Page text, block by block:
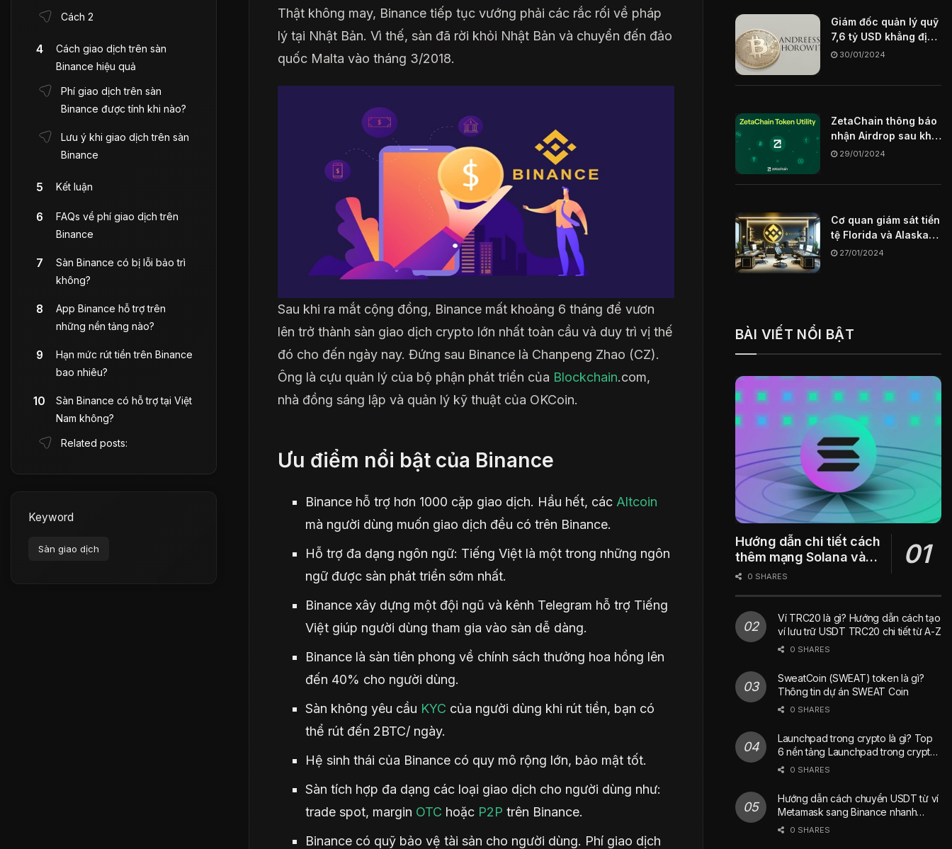
Thật không may, Binance tiếp tục vướng phải các rắc rối về pháp
lý tại Nhật Bản. Vì thế, sàn đã rời khỏi Nhật Bản và chuyển đến đảo
quốc Malta vào tháng 3/2018.
Sau khi ra mắt cộng đồng, Binance mất khoảng 6 tháng để vươn
lên trở thành sàn giao dịch crypto lớn nhất toàn cầu và duy trì vị thế
đó cho đến ngày nay. Đứng sau Binance là Chanpeng Zhao (CZ).
Ông là cựu quản lý của bộ phận phát triển của Blockchain.com,
nhà đồng sáng lập và quản lý kỹ thuật của OKCoin.
Ưu điểm nổi bật của Binance
Binance hỗ trợ hơn 1000 cặp giao dịch. Hầu hết, các Altcoin
mà người dùng muốn giao dịch đều có trên Binance.
Hỗ trợ đa dạng ngôn ngữ: Tiếng Việt là một trong những ngôn
ngữ được sàn phát triển sớm nhất.
Binance xây dựng một đội ngũ và kênh Telegram hỗ trợ Tiếng
Việt giúp người dùng tham gia vào sàn dễ dàng.
Binance là sàn tiên phong về chính sách thưởng hoa hồng lên
đến 40% cho người dùng.
Sàn không yêu cầu KYC của người dùng khi rút tiền, bạn có
thể rút đến 2BTC/ ngày.
Hệ sinh thái của Binance có quy mô rộng lớn, bảo mật tốt.
Sàn tích hợp đa dạng các loại giao dịch cho người dùng như:
trade spot, margin OTC hoặc P2P trên Binance.
Binance có quỹ bảo vệ tài sản cho người dùng. Phí giao dịch
Cách 2
Cách giao dịch trên sàn
Binance hiệu quả
Phí giao dịch trên sàn
Binance được tính khi nào?
Lưu ý khi giao dịch trên sàn
Binance
Kết luận
FAQs về phí giao dịch trên
Binance
Sàn Binance có bị lỗi bảo trì
không?
App Binance hỗ trợ trên
những nền tảng nào?
Hạn mức rút tiền trên Binance
bao nhiêu?
Sàn Binance có hỗ trợ tại Việt
Nam không?
Related posts:
Keyword
Sàn giao dịch
Giám đốc quản lý quỹ
7,6 tỷ USD khẳng định
Blockchain sẽ là chìa
30/01/2024
ZetaChain thông báo
nhận Airdrop sau khi
mainnet ngày
29/01/2024
Cơ quan giám sát tiền
tệ Florida và Alaska
hạn chế sàn giao dịch
27/01/2024
BÀI VIẾT NỔI BẬT
Hướng dẫn chi tiết cách
thêm mạng Solana vào
ví Metamask
0 SHARES
Ví TRC20 là gì? Hướng dẫn cách tạo
ví lưu trữ USDT TRC20 chi tiết từ A-Z
0 SHARES
SweatCoin (SWEAT) token là gì?
Thông tin dự án SWEAT Coin
0 SHARES
Launchpad trong crypto là gì? Top
6 nền tảng Launchpad trong crypto
phổ biến nhất hiện nay
0 SHARES
Hướng dẫn cách chuyển USDT từ ví
Metamask sang Binance nhanh
chóng
0 SHARES